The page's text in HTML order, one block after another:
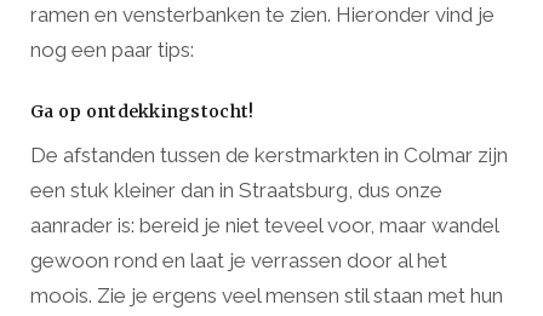
ramen en vensterbanken te zien. Hieronder vind je
nog een paar tips:
Ga op ontdekkingstocht!
De afstanden tussen de kerstmarkten in Colmar zijn
een stuk kleiner dan in Straatsburg, dus onze
aanrader is: bereid je niet teveel voor, maar wandel
gewoon rond en laat je verrassen door al het
moois. Zie je ergens veel mensen stil staan met hun